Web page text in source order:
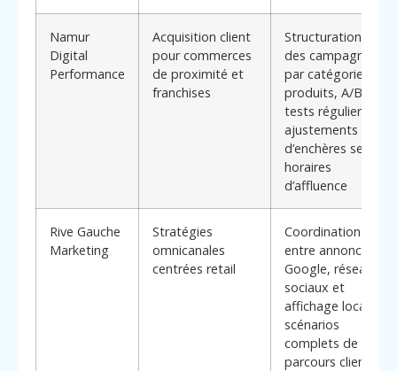
Namur
Digital
Performance
Acquisition client
pour commerces
de proximité et
franchises
Structuration fine
des campagnes
par catégories de
produits, A/B
tests réguliers,
ajustements
d’enchères selon
horaires
d’affluence
Rive Gauche
Marketing
Stratégies
omnicanales
centrées retail
Coordination
entre annonces
Google, réseaux
sociaux et
affichage local,
scénarios
complets de
parcours client